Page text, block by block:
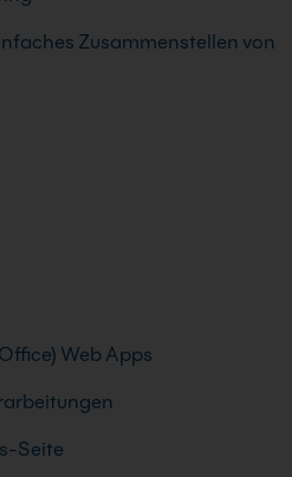
Zusammenstellen von
Web Apps
Seite